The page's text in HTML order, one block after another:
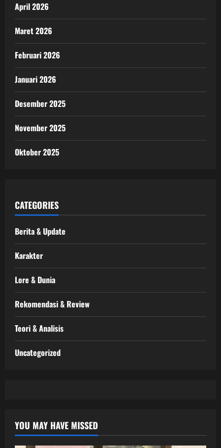
April 2026
Maret 2026
Februari 2026
Januari 2026
Desember 2025
November 2025
Oktober 2025
CATEGORIES
Berita & Update
Karakter
Lore & Dunia
Rekomendasi & Review
Teori & Analisis
Uncategorized
YOU MAY HAVE MISSED